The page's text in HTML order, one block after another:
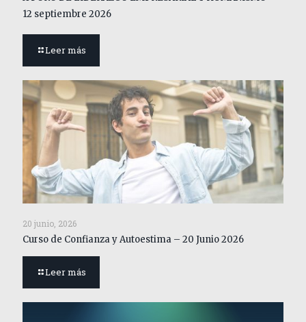
12 septiembre 2026
Leer más
20 junio, 2026
Curso de Confianza y Autoestima – 20 Junio 2026
Leer más